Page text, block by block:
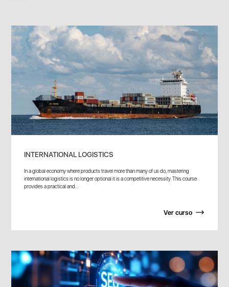
INTERNATIONAL LOGISTICS
In a global economy where products travel more than many of us do, mastering
international logistics is no longer optional it is a competitive necessity. This course
provides a practical and...
Ver curso